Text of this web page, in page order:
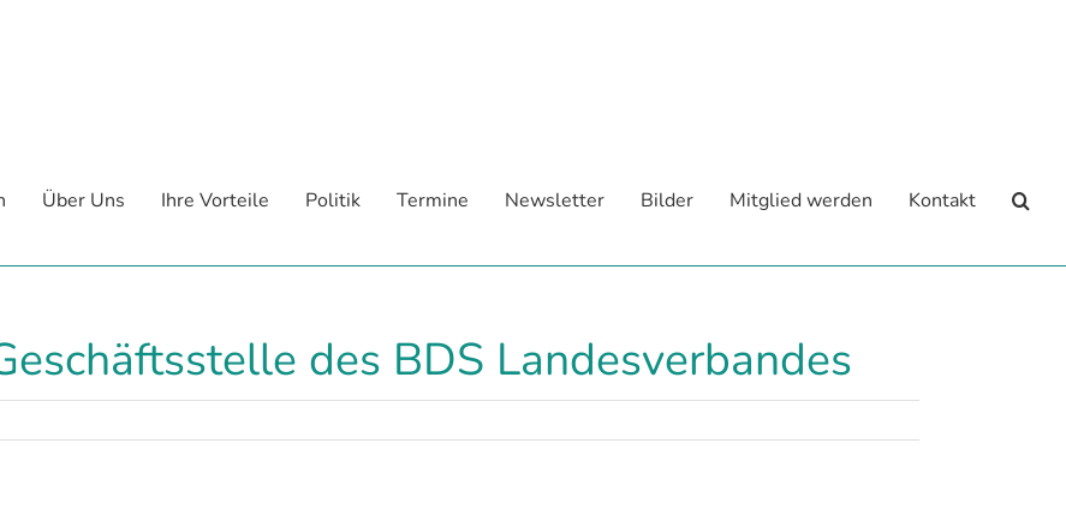
Über Uns Ihre Vorteile Politik Termine Newsletter Bilder Mitglied werden Kontakt
des BDS Landesverbandes